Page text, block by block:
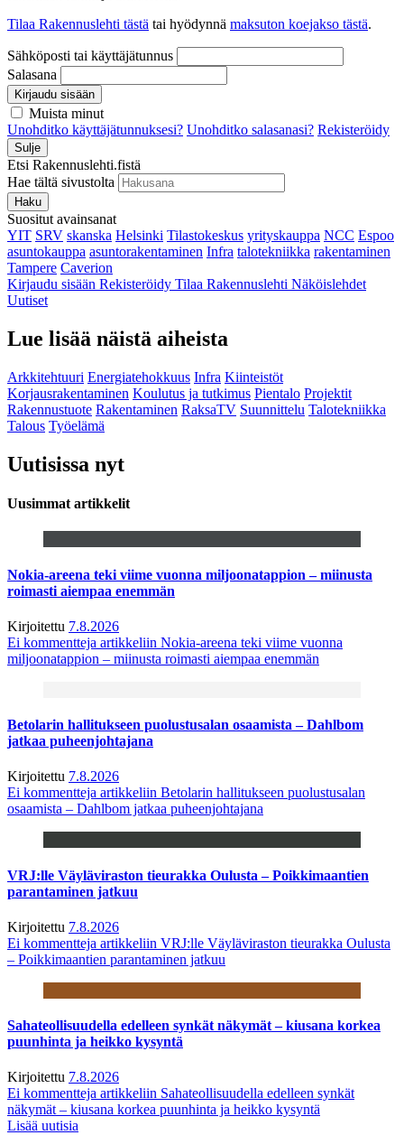
Tilaa Rakennuslehti tästä tai hyödynnä maksuton koejakso tästä.
Sähköposti tai käyttäjätunnus
Salasana
Kirjaudu sisään
Muista minut
Unohditko käyttäjätunnuksesi? Unohditko salasanasi? Rekisteröidy
Sulje
Etsi Rakennuslehti.fistä
Hae tältä sivustolta
Haku
Suositut avainsanat
YIT SRV skanska Helsinki Tilastokeskus yrityskauppa NCC Espoo
asuntokauppa asuntorakentaminen Infra talotekniikka rakentaminen
Tampere Caverion
Kirjaudu sisään Rekisteröidy Tilaa Rakennuslehti Näköislehdet
Uutiset
Lue lisää näistä aiheista
Arkkitehtuuri Energiatehokkuus Infra Kiinteistöt
Korjausrakentaminen Koulutus ja tutkimus Pientalo Projektit
Rakennustuote Rakentaminen RaksaTV Suunnittelu Talotekniikka
Talous Työelämä
Uutisissa nyt
Uusimmat artikkelit
Nokia-areena teki viime vuonna miljoonatappion – miinusta
roimasti aiempaa enemmän
Kirjoitettu 7.8.2026
Ei kommentteja artikkeliin Nokia-areena teki viime vuonna
miljoonatappion – miinusta roimasti aiempaa enemmän
Betolarin hallitukseen puolustusalan osaamista – Dahlbom
jatkaa puheenjohtajana
Kirjoitettu 7.8.2026
Ei kommentteja artikkeliin Betolarin hallitukseen puolustusalan
osaamista – Dahlbom jatkaa puheenjohtajana
VRJ:lle Väyläviraston tieurakka Oulusta – Poikkimaantien
parantaminen jatkuu
Kirjoitettu 7.8.2026
Ei kommentteja artikkeliin VRJ:lle Väyläviraston tieurakka Oulusta
– Poikkimaantien parantaminen jatkuu
Sahateollisuudella edelleen synkät näkymät – kiusana korkea
puunhinta ja heikko kysyntä
Kirjoitettu 7.8.2026
Ei kommentteja artikkeliin Sahateollisuudella edelleen synkät
näkymät – kiusana korkea puunhinta ja heikko kysyntä
Lisää uutisia